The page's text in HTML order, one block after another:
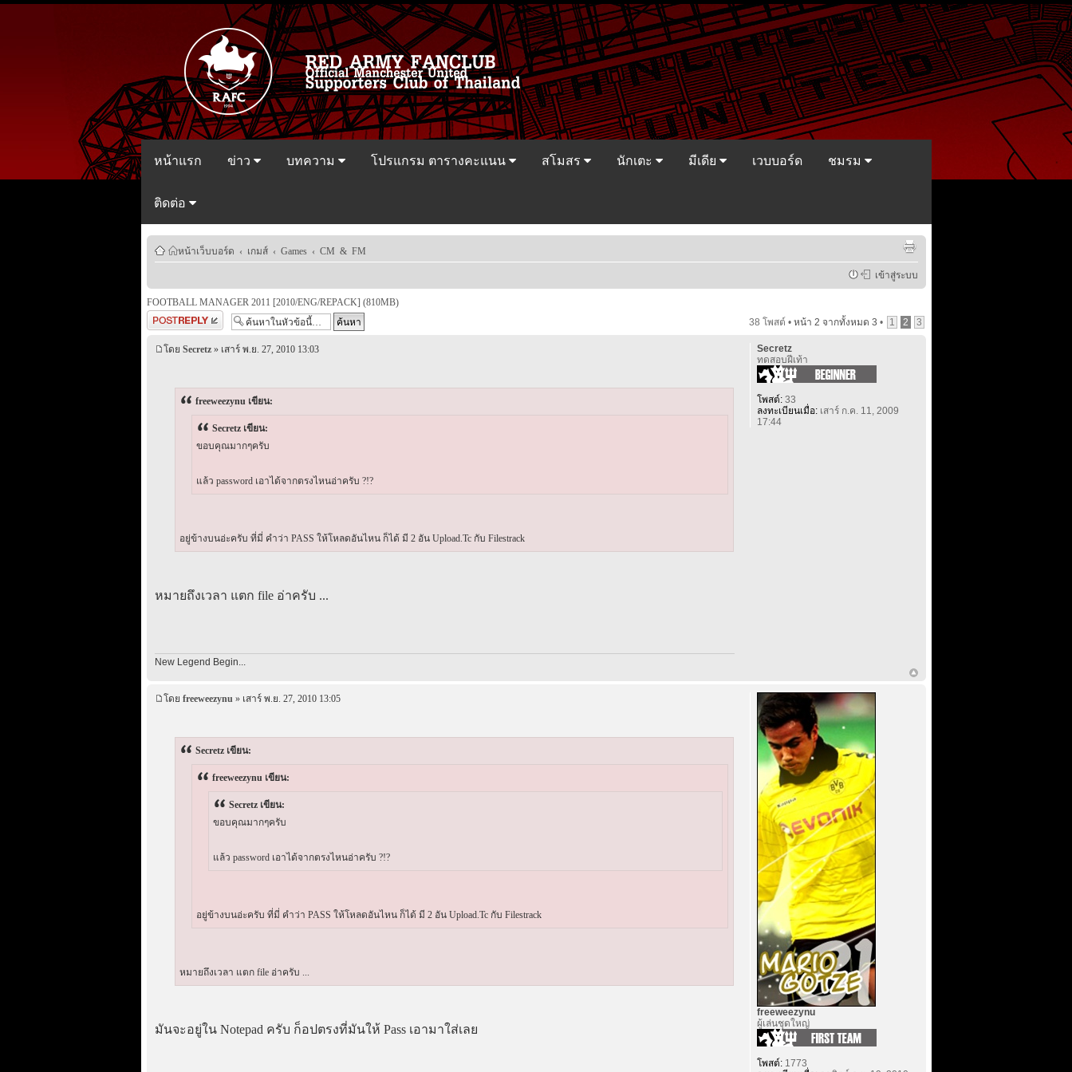
หน้าแรก ข่าว บทความ โปรแกรม ตารางคะแนน สโมสร นักเตะ มีเดีย เวบบอร์ด ชมรม
ติดต่อ
หน้าเว็บบอร์ด ‹ เกมส์ ‹ Games ‹ CM & FM
เข้าสู่ระบบ
FOOTBALL MANAGER 2011 [2010/ENG/REPACK] (810MB)
ตอบกระทู้
38 โพสต์ • หน้า 2 จากทั้งหมด 3 • 1 2 3
โดย Secretz» เสาร์ พ.ย. 27, 2010 13:03
freeweezynu เขียน:
Secretz เขียน:
ขอบคุณมากๆครับ
แล้ว password เอาได้จากตรงไหนอ่าครับ ?!?
อยู่ข้างบนอ่ะครับ ที่มี่ คำว่า PASS ให้โหลดอันไหน ก็ได้ มี 2 อัน Upload.Tc กับ Filestrack
หมายถึงเวลา แตก file อ่าครับ ...
New Legend Begin...
Secretz
ทดสอบฝีเท้า
โพสต์:33
ลงทะเบียนเมื่อ:เสาร์ ก.ค. 11, 2009
17:44
โดย freeweezynu » เสาร์ พ.ย. 27, 2010 13:05
Secretz เขียน:
freeweezynu เขียน:
Secretz เขียน:
ขอบคุณมากๆครับ
แล้ว password เอาได้จากตรงไหนอ่าครับ ?!?
อยู่ข้างบนอ่ะครับ ที่มี่ คำว่า PASS ให้โหลดอันไหน ก็ได้ มี 2 อัน Upload.Tc กับ Filestrack
หมายถึงเวลา แตก file อ่าครับ ...
มันจะอยู่ใน Notepad ครับ ก็อปตรงที่มันให้ Pass เอามาใส่เลย
freeweezynu
ผู้เล่นชุดใหญ่
โพสต์:1773